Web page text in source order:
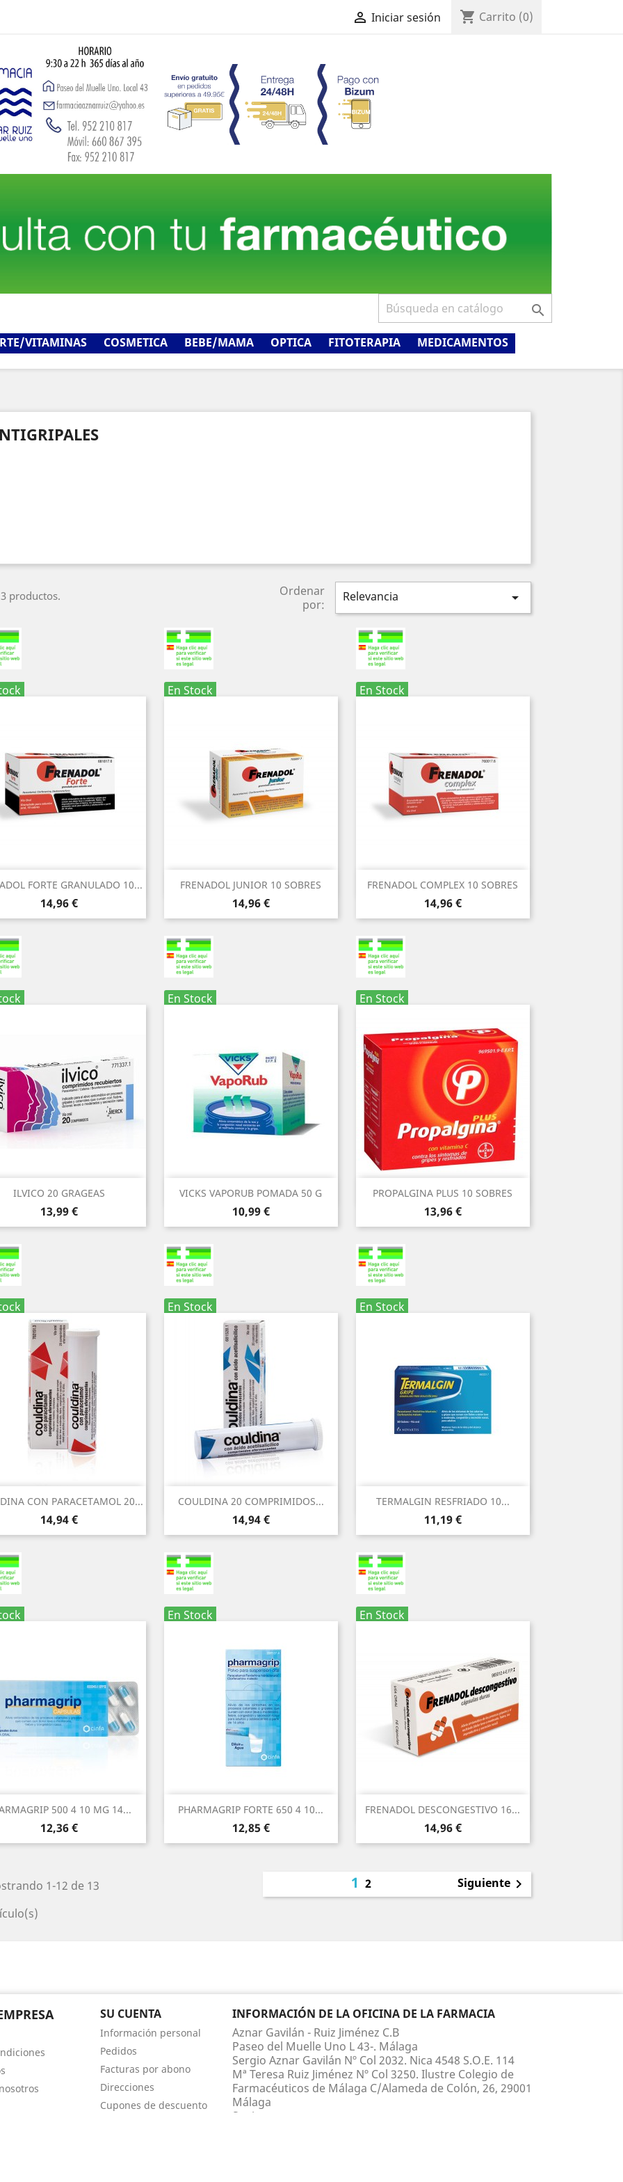
 Iniciar sesión shopping_cart Carrito (0)

VITAMINAS COSMETICA BEBE/MAMA OPTICA FITOTERAPIA MEDICAMENTOS
productos.
Ordenar
por:
Relevancia 
FORTE GRANULADO 10...
Precio
14,96 €
Vista rápida
En Stock
FRENADOL JUNIOR 10 SOBRES
Precio
14,96 €
Vista rápida
En Stock
FRENADOL COMPLEX 10 SOBRES
Precio
14,96 €
 Vista rápida
ILVICO 20 GRAGEAS
Precio
13,99 €
Vista rápida
En Stock
VICKS VAPORUB POMADA 50 G
Precio
10,99 €
Vista rápida
En Stock
PROPALGINA PLUS 10 SOBRES
Precio
13,96 €
Vista rápida
CON PARACETAMOL 20...
Precio
14,94 €
Vista rápida
En Stock
COULDINA 20 COMPRIMIDOS...
Precio
14,94 €
Vista rápida
En Stock
TERMALGIN RESFRIADO 10...
Precio
11,19 €
Vista rápida
500 4 10 MG 14...
Precio
12,36 €
Vista rápida
En Stock
PHARMAGRIP FORTE 650 4 10...
Precio
12,85 €
Vista rápida
En Stock
FRENADOL DESCONGESTIVO 16...
Precio
14,96 €
 Vista rápida
1-12 de 13
12 Siguiente
SU CUENTA
Información personal
Pedidos
Facturas por abono
Direcciones
Cupones de descuento
INFORMACIÓN DE LA OFICINA DE LA FARMACIA
Aznar Gavilán - Ruiz Jiménez C.B
Paseo del Muelle Uno L 43-. Málaga
Sergio Aznar Gavilán Nº Col 2032. Nica 4548 S.O.E. 114
Mª Teresa Ruiz Jiménez Nº Col 3250. Ilustre Colegio de
Farmacéuticos de Málaga C/Alameda de Colón, 26, 29001
Málaga
Spain